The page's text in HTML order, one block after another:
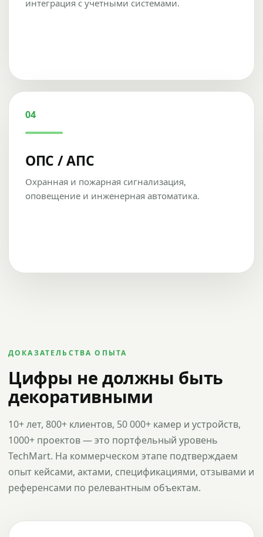
интеграция с учетными системами.
04
ОПС / АПС
Охранная и пожарная сигнализация,
оповещение и инженерная автоматика.
ДОКАЗАТЕЛЬСТВА ОПЫТА
Цифры не должны быть
декоративными
10+ лет, 800+ клиентов, 50 000+ камер и устройств,
1000+ проектов — это портфельный уровень
TechMart. На коммерческом этапе подтверждаем
опыт кейсами, актами, спецификациями, отзывами и
референсами по релевантным объектам.